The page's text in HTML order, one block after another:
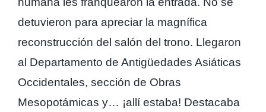
detuvieron para apreciar la magnífica
reconstrucción del salón del trono. Llegaron
al Departamento de Antigüedades Asiáticas
Occidentales, sección de Obras
Mesopotámicas y… ¡allí estaba! Destacaba